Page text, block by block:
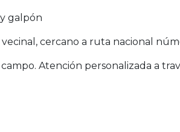
galpón
cercano a ruta nacional
Atención personalizada a